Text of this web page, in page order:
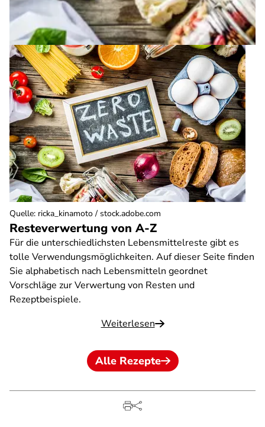
Resteverwertung von A-Z
Für die unterschiedlichsten Lebensmittelreste gibt es
tolle Verwendungsmöglichkeiten. Auf dieser Seite finden
Sie alphabetisch nach Lebensmitteln geordnet
Vorschläge zur Verwertung von Resten und
Rezeptbeispiele.
Weiterlesen
Quelle: ricka_kinamoto / stock.adobe.com
Alle Rezepte